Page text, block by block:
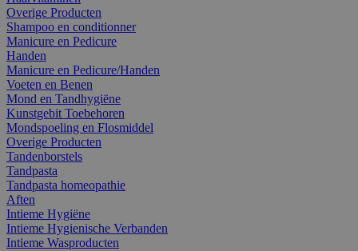
Overige Producten
Shampoo en conditionner
Manicure en Pedicure
Handen
Manicure en Pedicure/Handen
Voeten en Benen
Mond en Tandhygiëne
Kunstgebit Toebehoren
Mondspoeling en Flosmiddel
Overige Producten
Tandenborstels
Tandpasta
Tandpasta homeopathie
Aften
Intieme Hygiëne
Intieme Hygienische Verbanden
Intieme Wasproducten